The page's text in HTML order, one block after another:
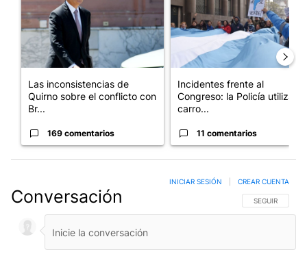
Las inconsistencias de
Quirno sobre el conflicto con
Br...
169 comentarios
Incidentes frente al
Congreso: la Policía utiliza
carro...
11 comentarios
Conversación SIGA ESTA
SEGUIR
INICIAR SESIÓN CREAR CUENTA